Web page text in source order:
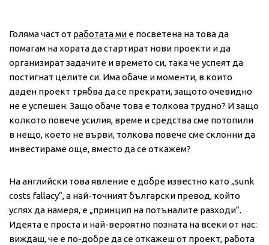
Голяма част от работата ми е посветена на това да
помагам на хората да стартират нови проекти и да
организират задачите и времето си, така че успеят да
постигнат целите си. Има обаче и моменти, в които
даден проект трябва да се прекрати, защото очевидно
не е успешен. Защо обаче това е толкова трудно? И защо
колкото повече усилия, време и средства сме потопили
в нещо, което не върви, толкова повече сме склонни да
инвестираме още, вместо да се откажем?
На английски това явление е добре известно като „sunk
costs fallacy“, а най-точният български превод, който
успях да намеря, е „принцип на потъналите разходи“.
Идеята е проста и най-вероятно позната на всеки от нас:
виждаш, че е по-добре да се откажеш от проект, работа